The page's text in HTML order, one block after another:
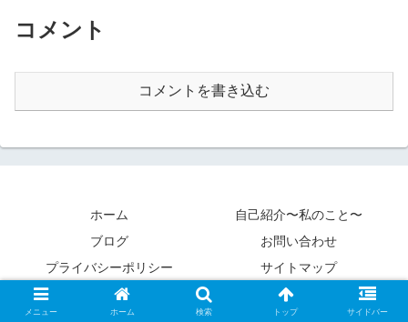
コメント
コメントを書き込む
ホーム
自己紹介〜私のこと〜
ブログ
お問い合わせ
プライバシーポリシー
サイトマップ
Copyright © 2020 カントクパパ All Rights Reserved.
メニュー ホーム 検索 トップ サイドバー